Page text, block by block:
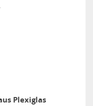
Plexiglas